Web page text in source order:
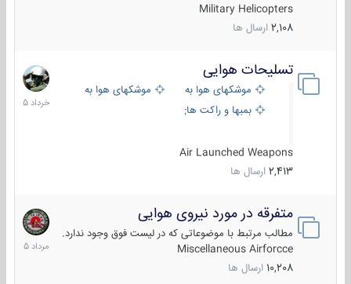
Military Helicopters
2,108 ارسال ها
تسلیحات هوایی
موشکهای هوا به هوا
موشکهای هوا به سطح
بمبها و راکت های هوایی
Air Launched Weapons
2,413 ارسال ها
30
خرداد
1405
متفرقه در مورد نیروی هوایی
مطالب مرتبط با موضوعاتی که در لیست فوق وجود ندارد.
Miscellaneous Airforcce
10,208 ارسال ها
7
مرداد
1405